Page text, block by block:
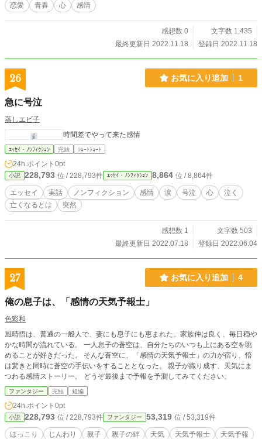
恋愛 青春 心 感情
感想数 0
文字数 1,435
最終更新日 2022.11.18
登録日 2022.11.18
26 お気に入り追加 1
急に号泣
蒸しエビ子
時間差でやって来た感情
ｴｯｾｲ・ﾉﾝﾌｨｸｼｮﾝ 完結 ｼｮｰﾄｼｮｰﾄ
24h.ポイント 0pt
小説 228,793 位 / 228,793件 ｴｯｾｲ・ﾉﾝﾌｨｸｼｮﾝ 8,864 位 / 8,864件
エッセイ 実話 ノンフィクション 感情 涙 号泣 心
泣く
亡くなるとは
突然
感想数 1
文字数 503
最終更新日 2022.07.18
登録日 2022.06.04
27 お気に入り追加 4
俺の息子は、「感情の天気予報士」
色彩和
風晴悟は、普通の一般人で、妻にも息子にも恵まれた。家族仲は良く、毎日穏や
かな時間が流れている。 一人息子の蒼空は、自分たちのいつも上にある空を眺
めることが好きだった。 そんな蒼空に、「感情の天気予報士」の力が宿り、悟
は驚きと同時に蒼空の手伝いをすることとなった。 親子が織り成す、天気にま
つわる感情ストーリー。 どうぞ最後まで予報を予測してみてください。
ファンタジー 完結 短編
24h.ポイント 0pt
小説 228,793 位 / 228,793件 ファンタジー 53,319 位 / 53,319件
ほっこり じんわり 親子 親子の絆 天気 天気予報士
天気予報